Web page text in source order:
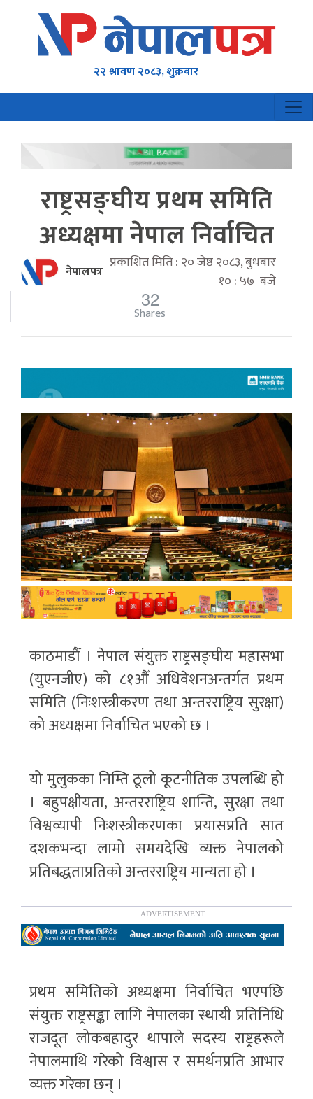
२२ श्रावण २०८३, शुक्रबार
राष्ट्रसङ्घीय प्रथम समिति
अध्यक्षमा नेपाल निर्वाचित
नेपालपत्र प्रकाशित मिति : २० जेष्ठ २०८३, बुधबार
१० : ५७ बजे
32
Shares
काठमाडौँ । नेपाल संयुक्त राष्ट्रसङ्घीय महासभा
(युएनजीए) को ८१औँ अधिवेशनअन्तर्गत प्रथम
समिति (निःशस्त्रीकरण तथा अन्तरराष्ट्रिय सुरक्षा)
को अध्यक्षमा निर्वाचित भएको छ ।
यो मुलुकका निम्ति ठूलो कूटनीतिक उपलब्धि हो
। बहुपक्षीयता, अन्तरराष्ट्रिय शान्ति, सुरक्षा तथा
विश्वव्यापी निःशस्त्रीकरणका प्रयासप्रति सात
दशकभन्दा लामो समयदेखि व्यक्त नेपालको
प्रतिबद्धताप्रतिको अन्तरराष्ट्रिय मान्यता हो ।
प्रथम समितिको अध्यक्षमा निर्वाचित भएपछि
संयुक्त राष्ट्रसङ्का लागि नेपालका स्थायी प्रतिनिधि
राजदूत लोकबहादुर थापाले सदस्य राष्ट्रहरूले
नेपालमाथि गरेको विश्वास र समर्थनप्रति आभार
व्यक्त गरेका छन् ।